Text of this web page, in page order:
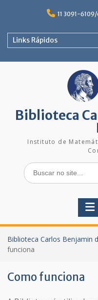
11 3091-
Links Rápidos
Biblioteca
Instituto de
Search
for:
Biblioteca Carlos Benjamin
funciona
Como funciona